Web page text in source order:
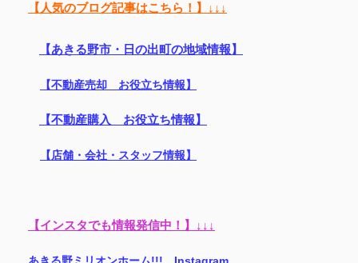
【人気のブログ記事はこちら！】↓↓↓
【あきる野市・日の出町の地域情報】
【不動産売却 お役立ち情報】
【不動産購入 お役立ち情報】
【店舗・会社・スタッフ情報】
【インスタでも情報発信中！】↓↓↓